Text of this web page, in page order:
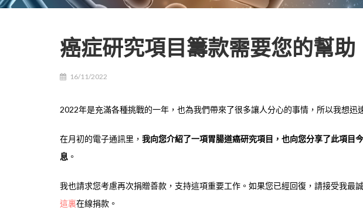
癌症研究項目籌款需要您的幫助
16/11/2022
2022年是充滿各種挑戰的一年，也為我們帶來了很多讓人分心的事情，所以我想迅
在月初的電子通訊里， 我向您介紹了一項胃腸道癌研究項目，也向您分享了此項目
息 。
我也請求您考慮再次捐贈善款，支持這項重要工作。如果您已經回復，請接受我最
這裏在線捐款。